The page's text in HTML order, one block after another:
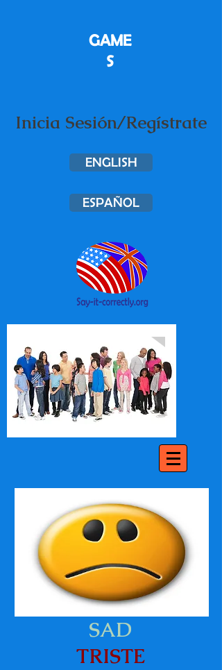
GAME
S
Inicia Sesión/Regístrate
ENGLISH
ESPAÑOL
SAD
TRISTE